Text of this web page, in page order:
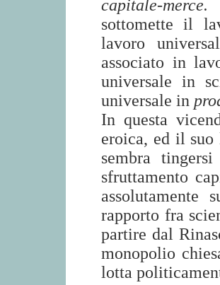
capitale-merce.
sottomette il
lavoro
associato in
universale in
universale in
In questa
eroica, ed il
sembra
sfruttamento
rapporto fra
partire dal
monopolio
lotta